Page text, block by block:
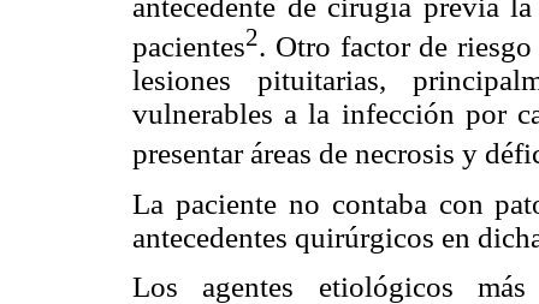
antecedente de cirugía previa
pacientes2. Otro factor de
lesiones pituitarias,
vulnerables a la infección por
presentar áreas de necrosis y
La paciente no contaba con
antecedentes quirúrgicos en
Los agentes etiológicos